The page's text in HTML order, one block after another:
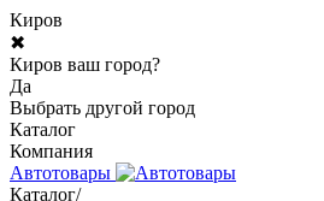
Киров
✖
Киров ваш город?
Да
Выбрать другой город
Каталог
Компания
Автотовары
Каталог/